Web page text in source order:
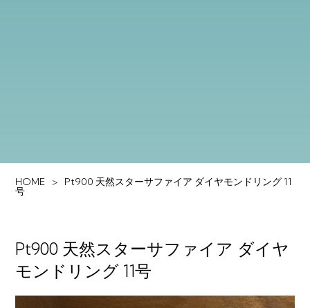
HOME Pt900 天然スターサファイア ダイヤモンドリング 11
号
Pt900 天然スターサファイア ダイヤ
モンドリング 11号